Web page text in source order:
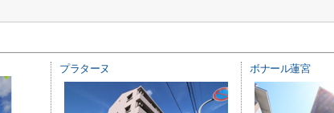
プラターヌ ボナール蓮宮